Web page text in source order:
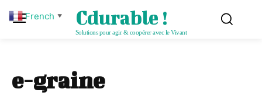
Cdurable !
Solutions pour agir & coopérer avec le Vivant
e-graine
French ▼